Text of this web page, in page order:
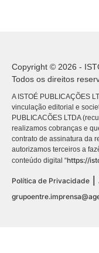
Copyright © 2026 -
Todos os direitos
A ISTOÉ PUBLICAÇÕES
vinculação editorial e
PUBLICACÕES LTDA
realizamos cobranças e
contrato de assinatura da
autorizamos terceiros a
conteúdo digital “https://
Política de Privacidade